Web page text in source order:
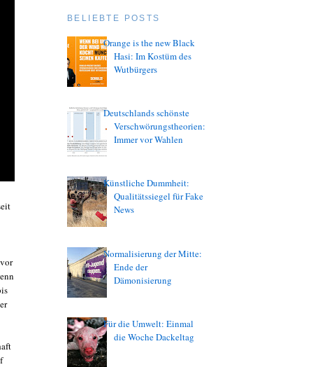
BELIEBTE POSTS
Orange is the new Black
Hasi: Im Kostüm des
Wutbürgers
Deutschlands schönste
Verschwörungstheorien:
Immer vor Wahlen
Künstliche Dummheit:
Qualitätssiegel für Fake
News
Normalisierung der Mitte:
Ende der
Dämonisierung
Für die Umwelt: Einmal
die Woche Dackeltag